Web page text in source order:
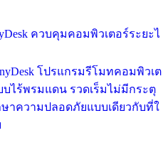
ควบคุมคอมพิวเตอร์ระยะไ
โปรแกรมรีโมทคอมพิวเต
ไร้พรมแดน รวดเร็มไม่มีกระตุ
าความปลอดภัยแบบเดียวกับที่ใ